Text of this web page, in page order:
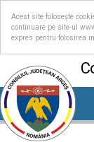
Acest site folosește
continuare pe site-ul
expres pentru folosirea